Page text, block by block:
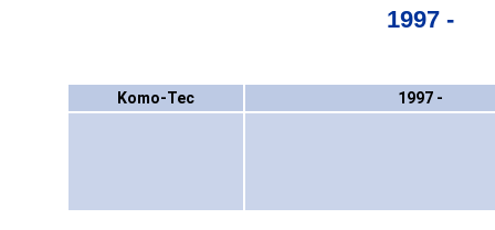
1997 -
Komo-Tec 1997 -